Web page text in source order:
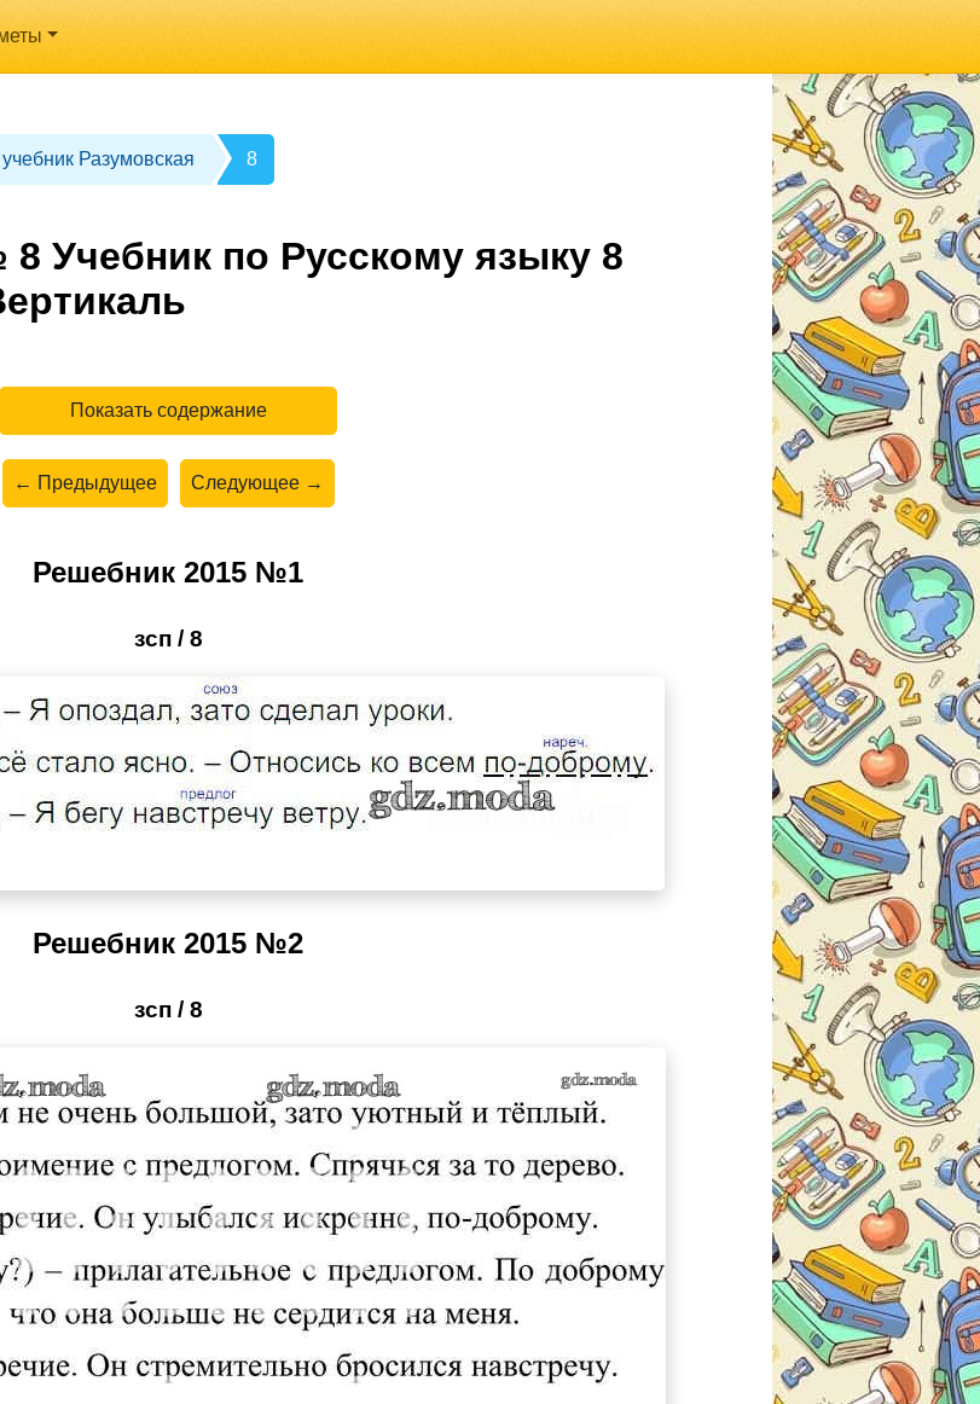
учебник Разумовская 8
Учебник по Русскому языку 8
Показать содержание
← Предыдущее Следующее →
Решебник 2015 №1
зсп / 8
Решебник 2015 №2
зсп / 8